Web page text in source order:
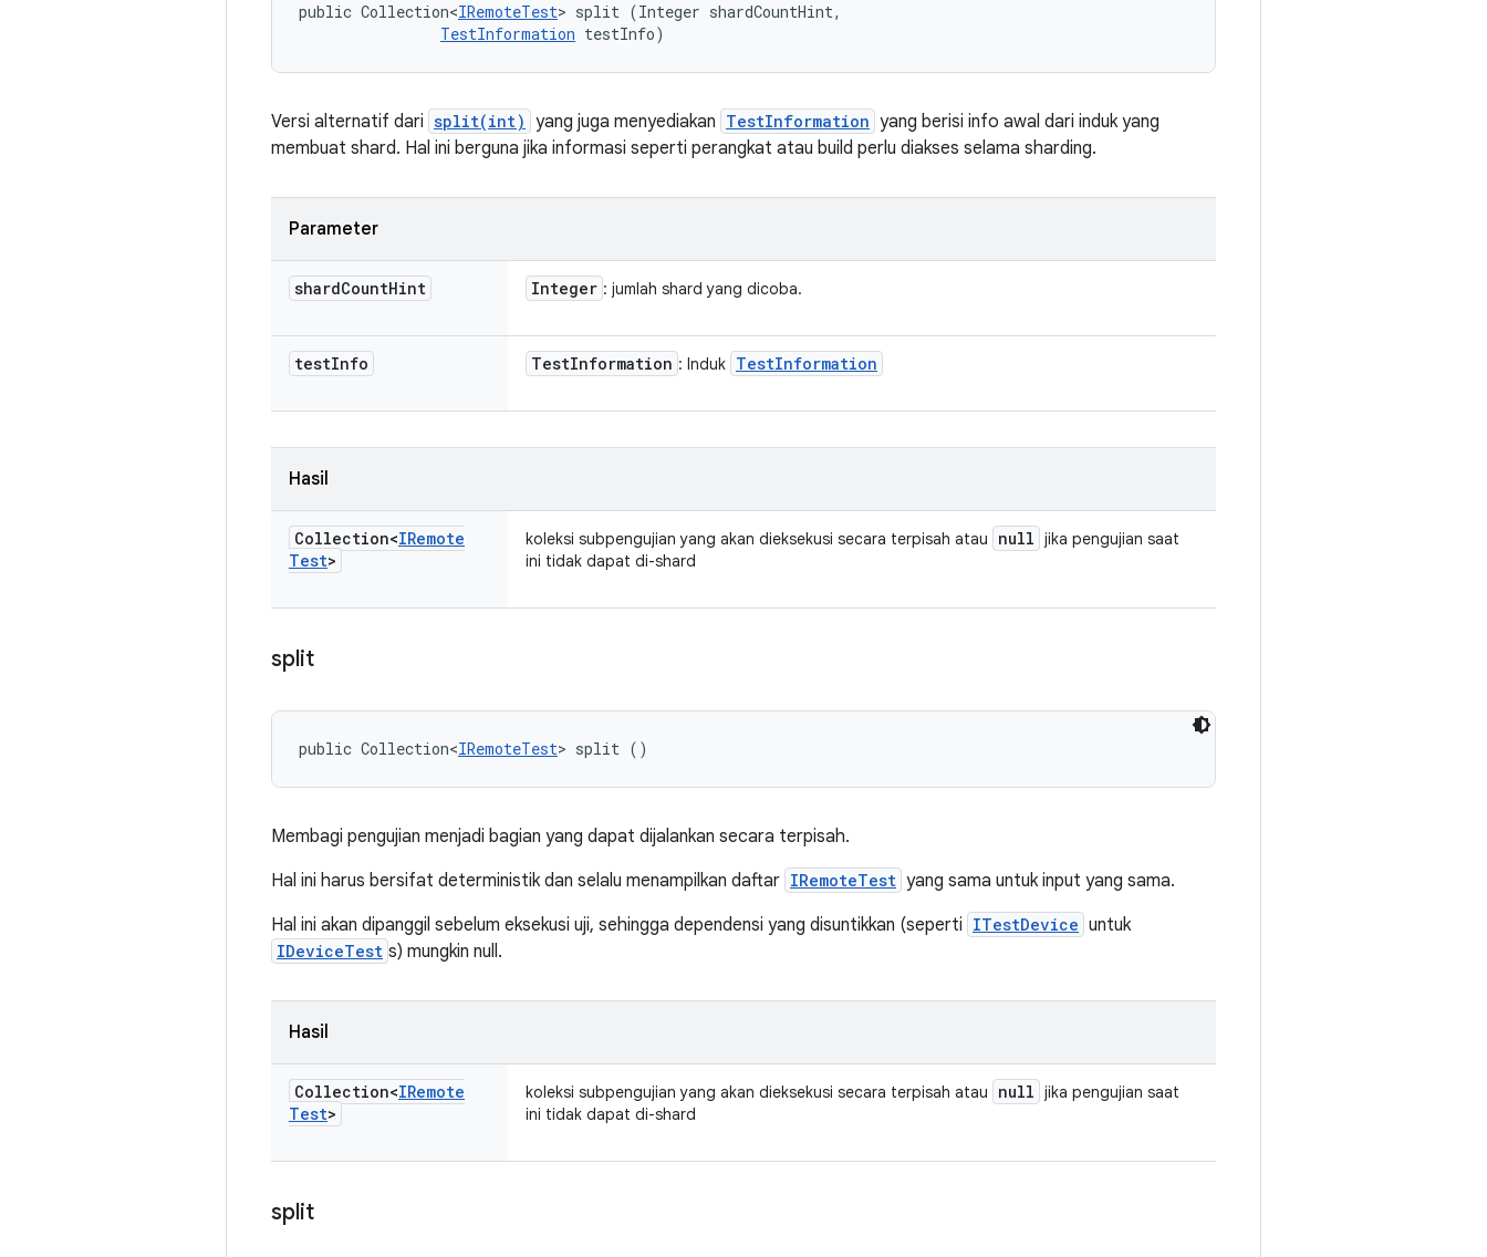
public Collection<IRemoteTest> split (Integer shardCountHint,
TestInformation testInfo)
Versi alternatif dari split(int) yang juga menyediakan TestInformation yang berisi info awal dari induk yang
membuat shard. Hal ini berguna jika informasi seperti perangkat atau build perlu diakses selama sharding.
Parameter
shardCountHint Integer : jumlah shard yang dicoba.
testInfo TestInformation : Induk TestInformation
Hasil
Collection<IRemote
Test>
koleksi subpengujian yang akan dieksekusi secara terpisah atau null jika pengujian saat
ini tidak dapat di-shard
split
public Collection<IRemoteTest> split ()
Membagi pengujian menjadi bagian yang dapat dijalankan secara terpisah.
Hal ini harus bersifat deterministik dan selalu menampilkan daftar IRemoteTest yang sama untuk input yang sama.
Hal ini akan dipanggil sebelum eksekusi uji, sehingga dependensi yang disuntikkan (seperti ITestDevice untuk
IDeviceTest s) mungkin null.
Hasil
Collection<IRemote
Test>
koleksi subpengujian yang akan dieksekusi secara terpisah atau null jika pengujian saat
ini tidak dapat di-shard
split